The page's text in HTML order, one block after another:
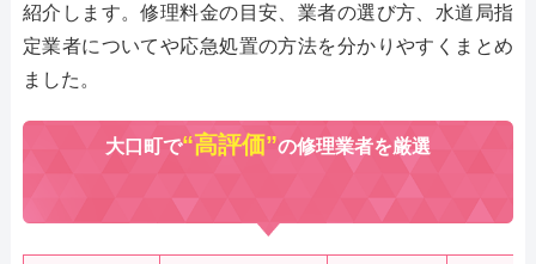
紹介します。修理料金の目安、業者の選び方、水道局指
定業者についてや応急処置の方法を分かりやすくまとめ
ました。
大口町で“高評価”の修理業者を厳選